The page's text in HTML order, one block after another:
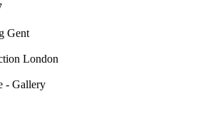
Gent
London
- Gallery